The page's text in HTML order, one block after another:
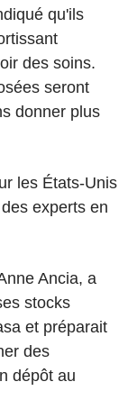
qu'ils
des soins.
seront
donner plus
les États-Unis
experts en
Ancia, a
stocks
et préparait
des
dépôt au